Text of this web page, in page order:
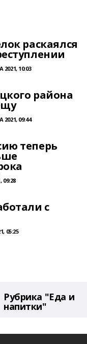
раскаялся
2021, 10:03
района
2021, 09:44
теперь
09:28
с
05:25
Рубрика "Еда и
напитки"